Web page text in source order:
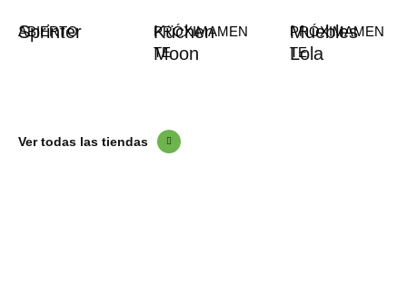
Sprinter
ABIERTO
Küchen
Moon
PRÓXIMAMEN
TE
Muebles
Lola
PRÓXIMAMEN
TE
Ver todas las tiendas